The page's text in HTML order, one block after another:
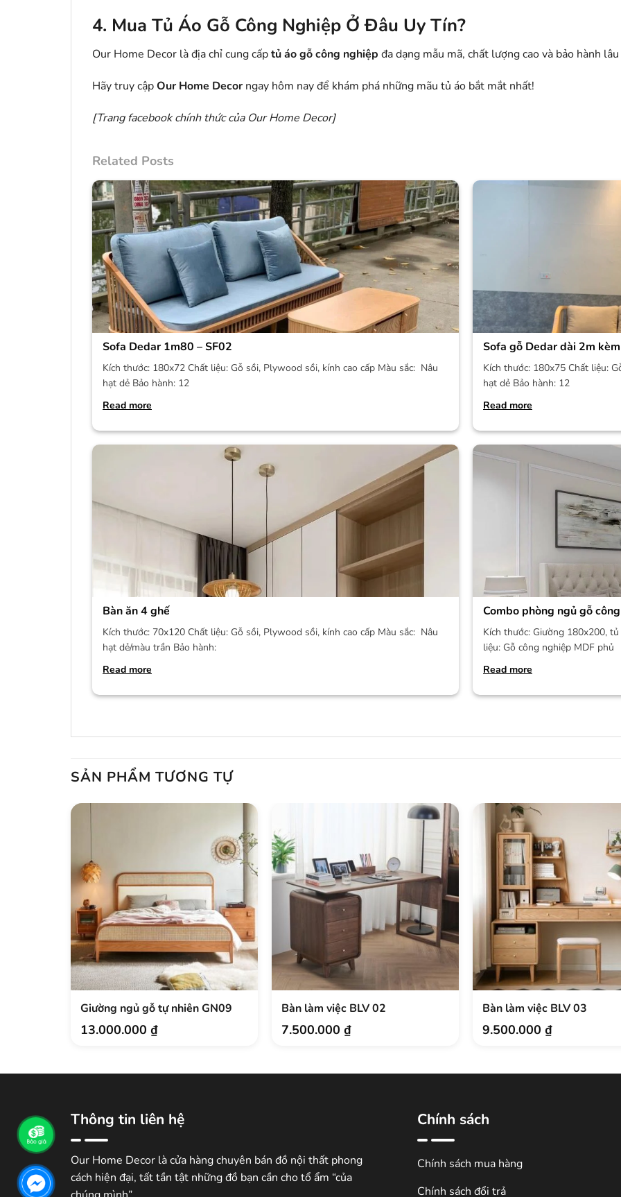
4. Mua Tủ Áo Gỗ Công Nghiệp Ở Đâu Uy Tín?
Our Home Decor là địa chỉ cung cấptủ áo gỗ công nghiệp đa dạng mẫu mã, chất lượng cao và bảo hành
Hãy truy cậpOur Home Decor ngay hôm nay để khám phá những mãu tủ áo bắt mắt nhất!
[Trang facebook chính thức của Our Home Decor]
Related Posts
Sofa Dedar 1m80 – SF02
Kích thước: 180x72 Chất liệu: Gỗ sồi, Plywood sồi, kính cao cấp Màu sắc: Nâu
hạt dẻ Bảo hành: 12
Read more
Sofa gỗ Dedar dài 2m
Kích thước: 180x75 Chất liệu:
hạt dẻ Bảo hành: 12
Read more
Bàn ăn 4 ghế
Kích thước: 70x120 Chất liệu: Gỗ sồi, Plywood sồi, kính cao cấp Màu sắc: Nâu
hạt dẻ/màu trần Bảo hành:
Read more
Combo phòng ngủ gỗ
Kích thước: Giường 180x200,
liệu: Gỗ công nghiệp MDF phủ
Read more
SẢN PHẨM TƯƠNG TỰ
Giường ngủ gỗ tự nhiên GN09
13.000.000₫
Bàn làm việc BLV 02
7.500.000₫
Bàn làm việc BLV 03
9.500.000₫
Thông tin liên hệ
Our Home Decor là cửa hàng chuyên bán đồ nội thất phong
cách hiện đại, tất tần tật những đồ bạn cần cho tổ ẩm “của
Chính sách
Chính sách mua hàng
Chính sách đổi trả